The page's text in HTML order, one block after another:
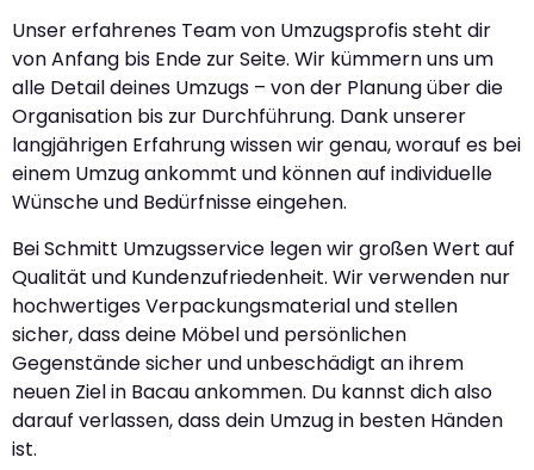
Unser erfahrenes Team von Umzugsprofis steht dir
von Anfang bis Ende zur Seite. Wir kümmern uns um
alle Detail deines Umzugs – von der Planung über die
Organisation bis zur Durchführung. Dank unserer
langjährigen Erfahrung wissen wir genau, worauf es bei
einem Umzug ankommt und können auf individuelle
Wünsche und Bedürfnisse eingehen.
Bei Schmitt Umzugsservice legen wir großen Wert auf
Qualität und Kundenzufriedenheit. Wir verwenden nur
hochwertiges Verpackungsmaterial und stellen
sicher, dass deine Möbel und persönlichen
Gegenstände sicher und unbeschädigt an ihrem
neuen Ziel in Bacau ankommen. Du kannst dich also
darauf verlassen, dass dein Umzug in besten Händen
ist.